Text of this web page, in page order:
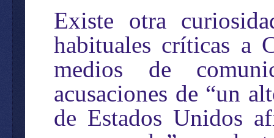
Existe otra
habituales críticas a
medios de
acusaciones de “un
de Estados Unidos